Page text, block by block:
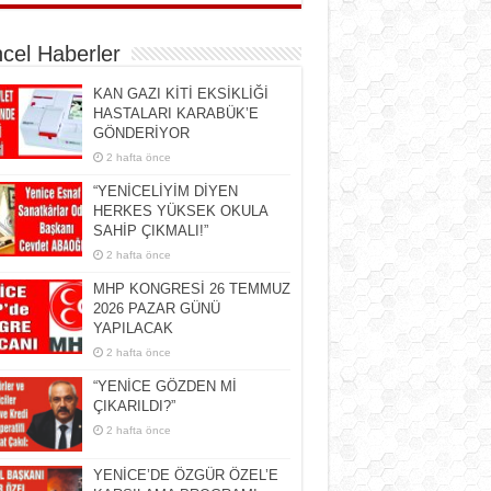
Haberler
KAN GAZI KİTİ EKSİKLİĞİ
HASTALARI KARABÜK’E
GÖNDERİYOR
2 hafta önce
“YENİCELİYİM DİYEN
HERKES YÜKSEK OKULA
SAHİP ÇIKMALI!”
2 hafta önce
MHP KONGRESİ 26 TEMMUZ
2026 PAZAR GÜNÜ
YAPILACAK
2 hafta önce
“YENİCE GÖZDEN Mİ
ÇIKARILDI?”
2 hafta önce
YENİCE’DE ÖZGÜR ÖZEL’E